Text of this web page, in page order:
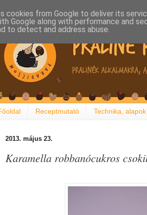
Receptmutató Technika, alapok
2013. május 23.
Karamella robbanócukros
cookies from Google to deliver its
Google along with performance and
to detect and address abuse.